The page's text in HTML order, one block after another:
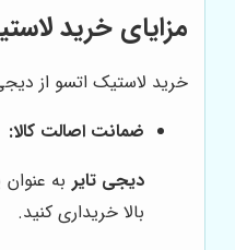
مزایای خرید
خرید لاستیک اتسو از
ضمانت اصالت کالا:
دیجی تایر به
بالا خریداری کنید.